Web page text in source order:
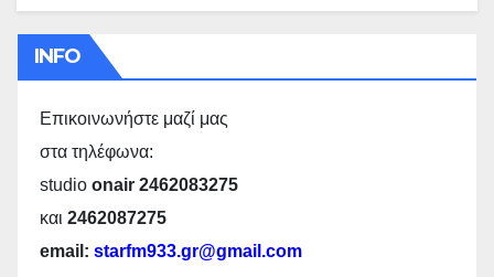
INFO
Επικοινωνήστε μαζί μας
στα τηλέφωνα:
studio onair 2462083275
και 2462087275
email: starfm933.gr@gmail.com